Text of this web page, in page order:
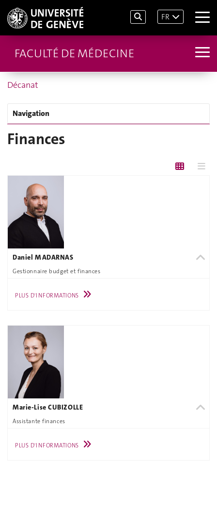
FR
FACULTÉ DE MÉDECINE
Décanat
Navigation
Finances
Daniel MADARNAS
Gestionnaire budget et finances
PLUS D'INFORMATIONS
Marie-Lise CUBIZOLLE
Assistante finances
PLUS D'INFORMATIONS